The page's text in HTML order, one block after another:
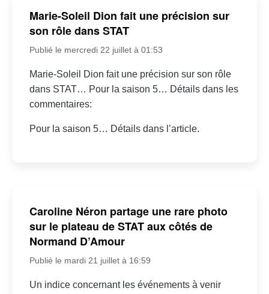
Marie-Soleil Dion fait une précision sur
son rôle dans STAT
Publié le mercredi 22 juillet à 01:53
Marie-Soleil Dion fait une précision sur son rôle
dans STAT… Pour la saison 5… Détails dans les
commentaires:
Pour la saison 5… Détails dans l’article.
Caroline Néron partage une rare photo
sur le plateau de STAT aux côtés de
Normand D’Amour
Publié le mardi 21 juillet à 16:59
Un indice concernant les événements à venir